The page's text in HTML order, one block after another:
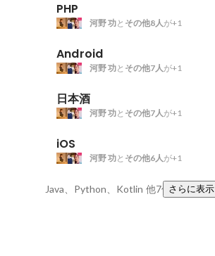
PHP
河野 功と その他8人が+1
Android
河野 功と その他7人が+1
日本酒
河野 功と その他7人が+1
iOS
河野 功と その他6人が+1
Java、Python、Kotlin 他7件さらに表示